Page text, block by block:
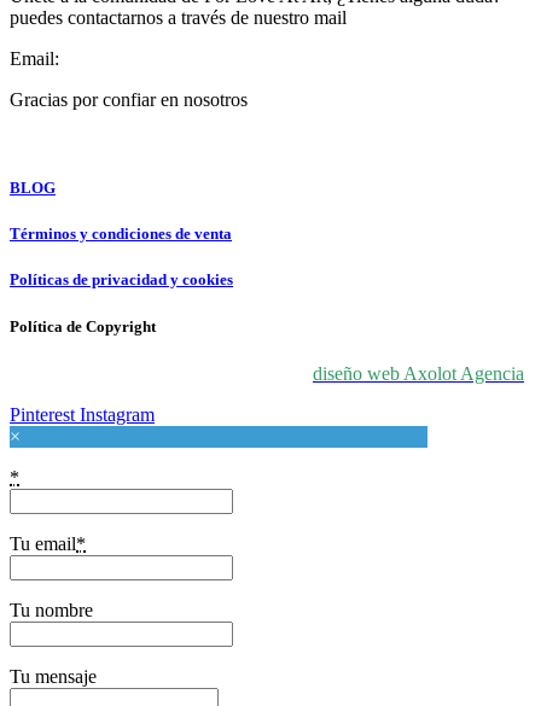
puedes contactarnos a través de nuestro mail
Email:
Gracias por confiar en nosotros
BLOG
Términos y condiciones de venta
Políticas de privacidad y cookies
Política de Copyright
diseño web Axolot Agencia
Pinterest Instagram
×
*
Tu email*
Tu nombre
Tu mensaje